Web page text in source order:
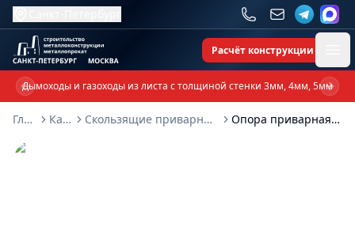
Расчёт конструкции
Дымоходы и газоходы из листа с толщиной стенки 3мм, 4мм, 5мм
Previous slide
Главная
Каталог Скользящие приварные опоры ТС-623-000 Опора приварная ТС-623.000 — 19